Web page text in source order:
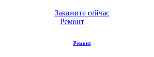
Закажите сейчас
Ремонт
Ремонт